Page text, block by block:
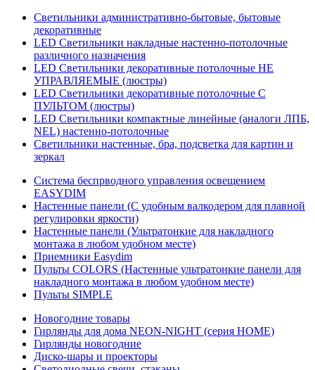
Светильники административно-бытовые, бытовые
декоративные
LED Cветильники накладные настенно-потолочные
различного назначения
LED Светильники декоративные потолочные НЕ
УПРАВЛЯЕМЫЕ (люстры)
LED Светильники декоративные потолочные С
ПУЛЬТОМ (люстры)
LED Светильники компактные линейные (аналоги ЛПБ,
NEL) настенно-потолочные
Светильники настенные, бра, подсветка для картин и
зеркал
Система беспрводного управления освещением
EASYDIM
Настенные панели (С удобным валкодером для плавной
регулировки яркости)
Настенные панели (Ультратонкие для накладного
монтажа в любом удобном месте)
Приемники Easydim
Пульты COLORS (Настенные ультратонкие панели для
накладного монтажа в любом удобном месте)
Пульты SIMPLE
Новогодние товары
Гирлянды для дома NEON-NIGHT (серия HOME)
Гирлянды новогодние
Диско-шары и проекторы